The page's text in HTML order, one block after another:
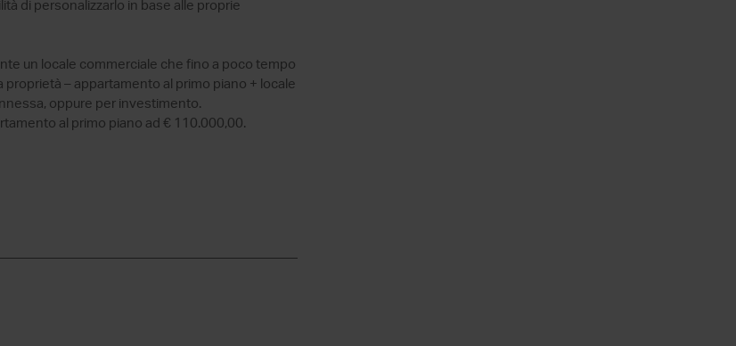
di personalizzarlo in base alle proprie
un locale commerciale che fino a poco tempo
proprietà – appartamento al primo piano + locale
oppure per investimento.
al primo piano ad € 110.000,00.